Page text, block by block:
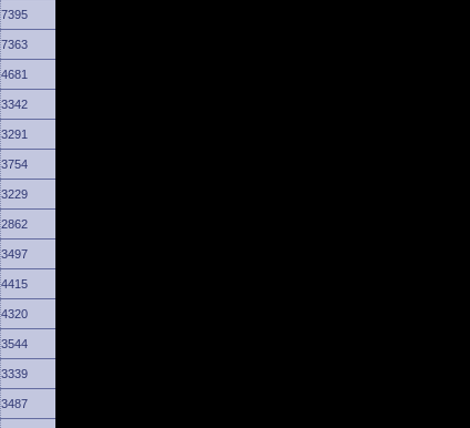
7395
7363
4681
3342
3291
3754
3229
2862
3497
4415
4320
3544
3339
3487